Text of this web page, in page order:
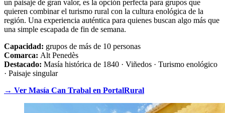
un paisaje de gran valor, es la opción perfecta para grupos que
quieren combinar el turismo rural con la cultura enológica de la
región. Una experiencia auténtica para quienes buscan algo más que
una simple escapada de fin de semana.
Capacidad: grupos de más de 10 personas
Comarca: Alt Penedès
Destacado: Masía histórica de 1840 · Viñedos · Turismo enológico
· Paisaje singular
→ Ver Masía Can Trabal en PortalRural